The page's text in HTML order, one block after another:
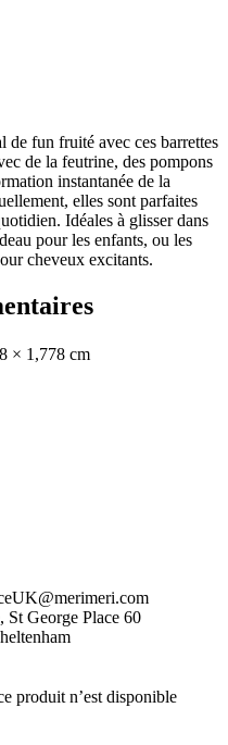
fun fruité avec ces barrettes
de la feutrine, des pompons
instantanée de la
elles sont parfaites
Idéales à glisser dans
pour les enfants, ou les
cheveux excitants.
× 1,778 cm
St George Place 60
produit n’est disponible